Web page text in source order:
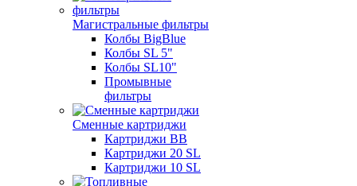
Магистральные фильтры
Колбы BigBlue
Колбы SL 5"
Колбы SL10"
Промывные
фильтры
Сменные картриджи
Картриджи BB
Картриджи 20 SL
Картриджи 10 SL